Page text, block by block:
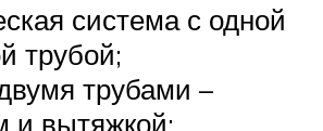
система с одной
трубой;
трубами –
и вытяжкой;